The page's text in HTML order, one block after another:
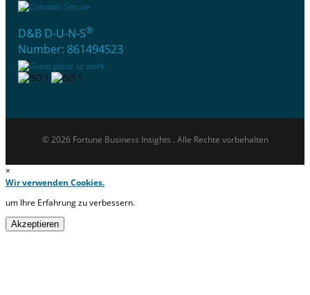
D&B D-U-N-S®
Number: 861494523
© 2026 Fortune Business Insights . Alle Rechte vorbehalten
×
Wir verwenden Cookies.
um Ihre Erfahrung zu verbessern.
Akzeptieren